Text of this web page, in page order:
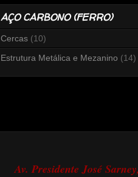
AÇO CARBONO (FERRO)
Cercas (10)
Estrutura Metálica e Mezanino (14)
Av. Presidente José